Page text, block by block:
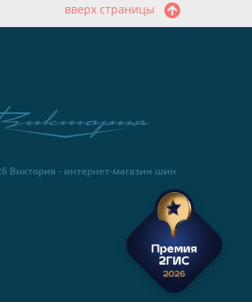
вверх страницы
Виктория - интернет-магазин шин